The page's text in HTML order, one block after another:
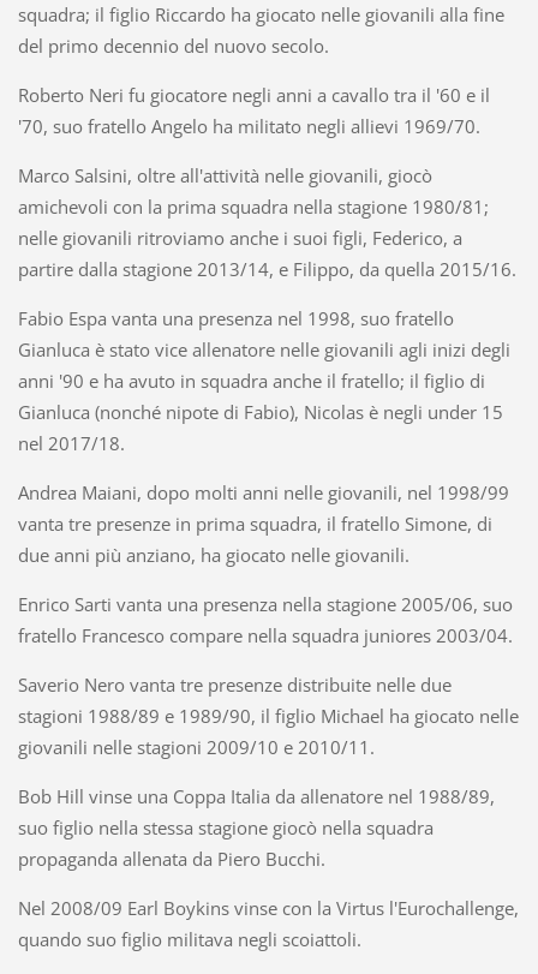
squadra; il figlio Riccardo ha giocato nelle giovanili alla fine
del primo decennio del nuovo secolo.
Roberto Neri fu giocatore negli anni a cavallo tra il '60 e il
'70, suo fratello Angelo ha militato negli allievi 1969/70.
Marco Salsini, oltre all'attività nelle giovanili, giocò
amichevoli con la prima squadra nella stagione 1980/81;
nelle giovanili ritroviamo anche i suoi figli, Federico, a
partire dalla stagione 2013/14, e Filippo, da quella 2015/16.
Fabio Espa vanta una presenza nel 1998, suo fratello
Gianluca è stato vice allenatore nelle giovanili agli inizi degli
anni '90 e ha avuto in squadra anche il fratello; il figlio di
Gianluca (nonché nipote di Fabio), Nicolas è negli under 15
nel 2017/18.
Andrea Maiani, dopo molti anni nelle giovanili, nel 1998/99
vanta tre presenze in prima squadra, il fratello Simone, di
due anni più anziano, ha giocato nelle giovanili.
Enrico Sarti vanta una presenza nella stagione 2005/06, suo
fratello Francesco compare nella squadra juniores 2003/04.
Saverio Nero vanta tre presenze distribuite nelle due
stagioni 1988/89 e 1989/90, il figlio Michael ha giocato nelle
giovanili nelle stagioni 2009/10 e 2010/11.
Bob Hill vinse una Coppa Italia da allenatore nel 1988/89,
suo figlio nella stessa stagione giocò nella squadra
propaganda allenata da Piero Bucchi.
Nel 2008/09 Earl Boykins vinse con la Virtus l'Eurochallenge,
quando suo figlio militava negli scoiattoli.